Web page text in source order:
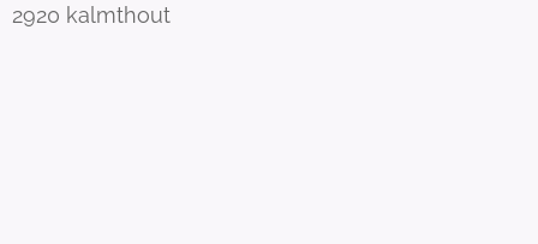
2920 kalmthout